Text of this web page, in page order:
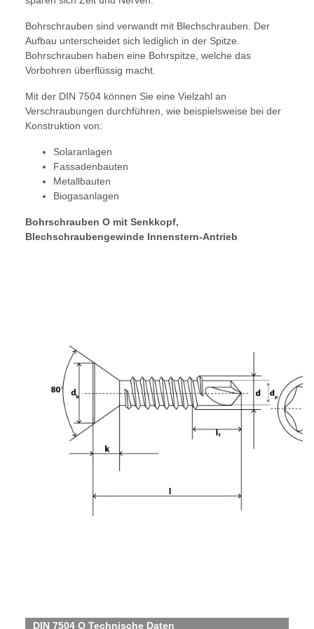
Bohrschrauben sind verwandt mit Blechschrauben. Der
Aufbau unterscheidet sich lediglich in der Spitze.
Bohrschrauben haben eine Bohrspitze, welche das
Vorbohren überflüssig macht.
Mit der DIN 7504 können Sie eine Vielzahl an
Verschraubungen durchführen, wie beispielsweise bei der
Konstruktion von:
Solaranlagen
Fassadenbauten
Metallbauten
Biogasanlagen
Bohrschrauben O mit Senkkopf,
Blechschraubengewinde Innenstern-Antrieb
DIN 7504 O Technische Daten